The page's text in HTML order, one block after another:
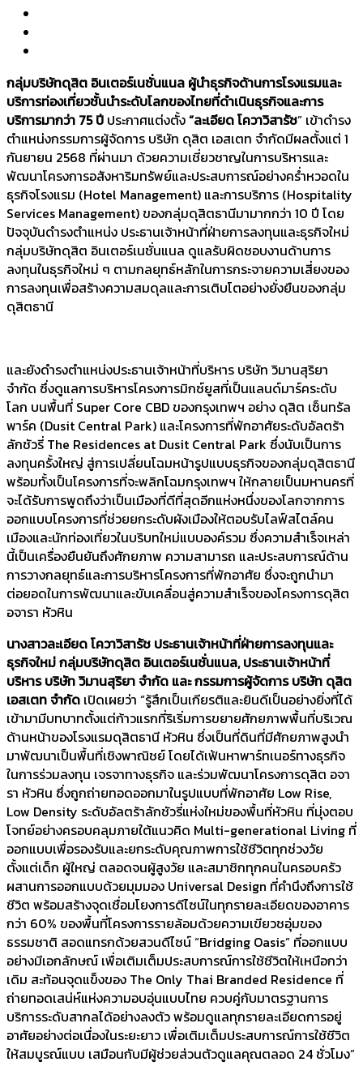
กลุ่มบริษัทดุสิต อินเตอร์เนชั่นแนล ผู้นำธุรกิจด้านการโรงแรมและ
บริการท่องเที่ยวชั้นนำระดับโลกของไทยที่ดำเนินธุรกิจและการ
บริการมากว่า 75 ปี ประกาศแต่งตั้ง“ละเอียด โควาวิสารัช” เข้าดำรง
ตำแหน่งกรรมการผู้จัดการ บริษัท ดุสิต เอสเตท จำกัดมีผลตั้งแต่ 1
กันยายน 2568 ที่ผ่านมา ด้วยความเชี่ยวชาญในการบริหารและ
พัฒนาโครงการอสังหาริมทรัพย์และประสบการณ์อย่างคร่ำหวอดใน
ธุรกิจโรงแรม (Hotel Management) และการบริการ (Hospitality
Services Management) ของกลุ่มดุสิตธานีมามากกว่า 10 ปี โดย
ปัจจุบันดำรงตำแหน่ง ประธานเจ้าหน้าที่ฝ่ายการลงทุนและธุรกิจใหม่
กลุ่มบริษัทดุสิต อินเตอร์เนชั่นแนล ดูแลรับผิดชอบงานด้านการ
ลงทุนในธุรกิจใหม่ ๆ ตามกลยุทธ์หลักในการกระจายความเสี่ยงของ
การลงทุนเพื่อสร้างความสมดุลและการเติบโตอย่างยั่งยืนของกลุ่ม
ดุสิตธานี
และยังดำรงตำแหน่งประธานเจ้าหน้าที่บริหาร บริษัท วิมานสุริยา
จำกัด ซึ่งดูแลการบริหารโครงการมิกซ์ยูสที่เป็นแลนด์มาร์คระดับ
โลก บนพื้นที่ Super Core CBD ของกรุงเทพฯ อย่าง ดุสิต เซ็นทรัล
พาร์ค (Dusit Central Park) และโครงการที่พักอาศัยระดับอัลตร้า
ลักชัวรี่ The Residences at Dusit Central Park ซึ่งนับเป็นการ
ลงทุนครั้งใหญ่ สู่การเปลี่ยนโฉมหน้ารูปแบบธุรกิจของกลุ่มดุสิตธานี
พร้อมทั้งเป็นโครงการที่จะพลิกโฉมกรุงเทพฯ ให้กลายเป็นมหานครที่
จะได้รับการพูดถึงว่าเป็นเมืองที่ดีที่สุดอีกแห่งหนึ่งของโลกจากการ
ออกแบบโครงการที่ช่วยยกระดับผังเมืองให้ตอบรับไลฟ์สไตล์คน
เมืองและนักท่องเที่ยวในบริบทใหม่แบบองค์รวม ซึ่งความสำเร็จเหล่า
นี้เป็นเครื่องยืนยันถึงศักยภาพ ความสามารถ และประสบการณ์ด้าน
การวางกลยุทธ์และการบริหารโครงการที่พักอาศัย ซึ่งจะถูกนำมา
ต่อยอดในการพัฒนาและขับเคลื่อนสู่ความสำเร็จของโครงการดุสิต
อจารา หัวหิน
นางสาวละเอียด โควาวิสารัช ประธานเจ้าหน้าที่ฝ่ายการลงทุนและ
ธุรกิจใหม่ กลุ่มบริษัทดุสิต อินเตอร์เนชั่นแนล, ประธานเจ้าหน้าที่
บริหาร บริษัท วิมานสุริยา จำกัด และ กรรมการผู้จัดการ บริษัท ดุสิต
เอสเตท จำกัด เปิดเผยว่า “รู้สึกเป็นเกียรติและยินดีเป็นอย่างยิ่งที่ได้
เข้ามามีบทบาทตั้งแต่ก้าวแรกที่ริเริ่มการขยายศักยภาพพื้นที่บริเวณ
ด้านหน้าของโรงแรมดุสิตธานี หัวหิน ซึ่งเป็นที่ดินที่มีศักยภาพสูงนำ
มาพัฒนาเป็นพื้นที่เชิงพาณิชย์ โดยได้เฟ้นหาพาร์ทเนอร์ทางธุรกิจ
ในการร่วมลงทุน เจรจาทางธุรกิจ และร่วมพัฒนาโครงการดุสิต อจา
รา หัวหิน ซึ่งถูกถ่ายทอดออกมาในรูปแบบที่พักอาศัย Low Rise,
Low Density ระดับอัลตร้าลักชัวรี่แห่งใหม่ของพื้นที่หัวหิน ที่มุ่งตอบ
โจทย์อย่างครอบคลุมภายใต้แนวคิด Multi-generational Living ที่
ออกแบบเพื่อรองรับและยกระดับคุณภาพการใช้ชีวิตทุกช่วงวัย
ตั้งแต่เด็ก ผู้ใหญ่ ตลอดจนผู้สูงวัย และสมาชิกทุกคนในครอบครัว
ผสานการออกแบบด้วยมุมมอง Universal Design ที่คำนึงถึงการใช้
ชีวิต พร้อมสร้างจุดเชื่อมโยงการดีไซน์ในทุกรายละเอียดของอาคาร
กว่า 60% ของพื้นที่โครงการรายล้อมด้วยความเขียวชอุ่มของ
ธรรมชาติ สอดแทรกด้วยสวนดีไซน์ “Bridging Oasis” ที่ออกแบบ
อย่างมีเอกลักษณ์ เพื่อเติมเต็มประสบการณ์การใช้ชีวิตให้เหนือกว่า
เดิม สะท้อนจุดแข็งของ The Only Thai Branded Residence ที่
ถ่ายทอดเสน่ห์แห่งความอบอุ่นแบบไทย ควบคู่กับมาตรฐานการ
บริการระดับสากลได้อย่างลงตัว พร้อมดูแลทุกรายละเอียดการอยู่
อาศัยอย่างต่อเนื่องในระยะยาว เพื่อเติมเต็มประสบการณ์การใช้ชีวิต
ให้สมบูรณ์แบบ เสมือนกับมีผู้ช่วยส่วนตัวดูแลคุณตลอด 24 ชั่วโมง”